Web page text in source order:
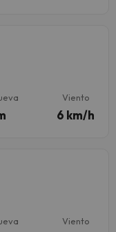
Viento
6 km/h
Viento